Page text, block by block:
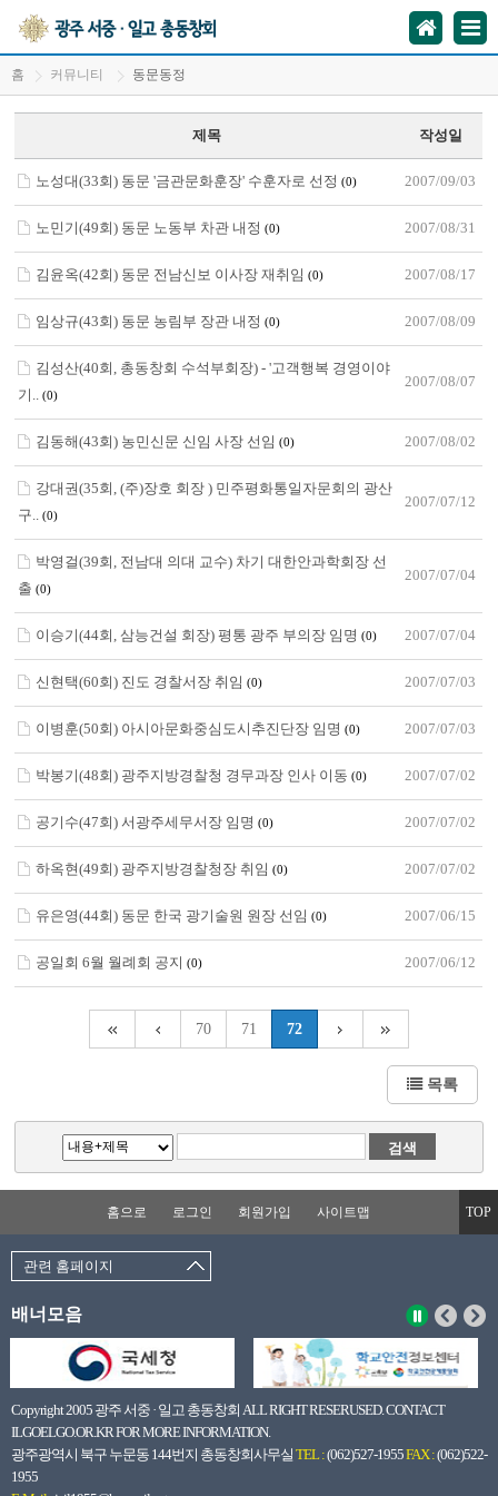
홈 커뮤니티 동문동정
제목 작성일
노성대(33회) 동문 '금관문화훈장' 수훈자로 선정(0) 2007/09/03
노민기(49회) 동문 노동부 차관 내정(0) 2007/08/31
김윤옥(42회) 동문 전남신보 이사장 재취임(0) 2007/08/17
임상규(43회) 동문 농림부 장관 내정(0) 2007/08/09
김성산(40회, 총동창회 수석부회장) - '고객행복 경영이야
기..(0)
2007/08/07
김동해(43회) 농민신문 신임 사장 선임(0) 2007/08/02
강대권(35회, (주)장호 회장 ) 민주평화통일자문회의 광산
구..(0)
2007/07/12
박영걸(39회, 전남대 의대 교수) 차기 대한안과학회장 선
출(0)
2007/07/04
이승기(44회, 삼능건설 회장) 평통 광주 부의장 임명(0) 2007/07/04
신현택(60회) 진도 경찰서장 취임(0) 2007/07/03
이병훈(50회) 아시아문화중심도시추진단장 임명(0) 2007/07/03
박봉기(48회) 광주지방경찰청 경무과장 인사 이동(0) 2007/07/02
공기수(47회) 서광주세무서장 임명(0) 2007/07/02
하옥현(49회) 광주지방경찰청장 취임(0) 2007/07/02
유은영(44회) 동문 한국 광기술원 원장 선임(0) 2007/06/15
공일회 6월 월례회 공지(0) 2007/06/12
70 71 72
목록
홈으로 로그인 회원가입 사이트맵 TOP
관련 홈페이지
배너모음
Copyright 2005 광주 서중 · 일고 총동창회 ALL RIGHT RESERUSED. CONTACT
ILGOELGO.OR.KR FOR MORE INFORMATION.
광주광역시 북구 누문동 144번지 총동창회사무실 TEL :(062)527-1955FAX :(062)522-
1955